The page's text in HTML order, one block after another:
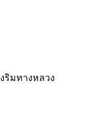
ริมทางหลวง